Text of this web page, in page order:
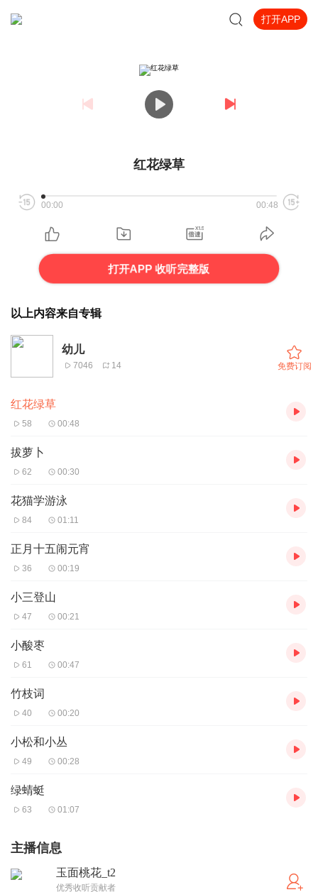
打开APP
红花绿草
00:00 00:48
打开APP 收听完整版
以上内容来自专辑
幼儿
7046 14 免费订阅
红花绿草
58 00:48
拔萝卜
62 00:30
花猫学游泳
84 01:11
正月十五闹元宵
36 00:19
小三登山
47 00:21
小酸枣
61 00:47
竹枝词
40 00:20
小松和小丛
49 00:28
绿蜻蜓
63 01:07
主播信息
玉面桃花_t2
优秀收听贡献者